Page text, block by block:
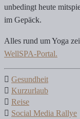
unbedingt heute
im Gepäck.
Alles rund um Yoga
WellSPA-Portal.
Gesundheit
Kurzurlaub
Reise
Social Media Rallye